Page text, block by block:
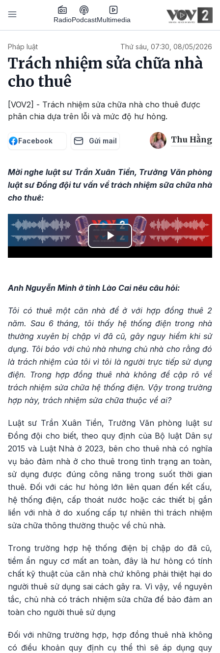
Nhảy đến nội dung
RadioPodcastMultimedia
Pháp luật Thứ sáu, 07:30, 08/05/2026
Trách nhiệm sửa chữa nhà
cho thuê
[VOV2] - Trách nhiệm sửa chữa nhà cho thuê được
phân chia dựa trên lỗi và mức độ hư hỏng.
Facebook Gửi mail Thu Hằng
Mời nghe luật sư Trần Xuân Tiền, Trưởng Văn phòng
luật sư Đồng đội tư vấn về trách nhiệm sữa chữa nhà
cho thuê:
Play
Anh Nguyễn Minh ở tỉnh Lào Cai nêu câu hỏi:
Tôi có thuê một căn nhà để ở với hợp đồng thuê 2
năm. Sau 6 tháng, tôi thấy hệ thống điện trong nhà
thường xuyên bị chập vì đã cũ, gây nguy hiểm khi sử
dụng. Tôi báo với chủ nhà nhưng chủ nhà cho rằng đó
là trách nhiệm của tôi vì tôi là người trực tiếp sử dụng
điện. Trong hợp đồng thuê nhà không đề cập rõ về
trách nhiệm sửa chữa hệ thống điện. Vậy trong trường
hợp này, trách nhiệm sửa chữa thuộc về ai?
Luật sư Trần Xuân Tiền, Trưởng Văn phòng luật sư
Đồng đội cho biết, theo quy định của Bộ luật Dân sự
2015 và Luật Nhà ở 2023, bên cho thuê nhà có nghĩa
vụ bảo đảm nhà ở cho thuê trong tình trạng an toàn,
sử dụng được đúng công năng trong suốt thời gian
thuê. Đối với các hư hỏng lớn liên quan đến kết cấu,
hệ thống điện, cấp thoát nước hoặc các thiết bị gắn
liền với nhà ở do xuống cấp tự nhiên thì trách nhiệm
sửa chữa thông thường thuộc về chủ nhà.
Trong trường hợp hệ thống điện bị chập do đã cũ,
tiềm ẩn nguy cơ mất an toàn, đây là hư hỏng có tính
chất kỹ thuật của căn nhà chứ không phải thiệt hại do
người thuê sử dụng sai cách gây ra. Vì vậy, về nguyên
tắc, chủ nhà có trách nhiệm sửa chữa để bảo đảm an
toàn cho người thuê sử dụng
Đối với những trường hợp, hợp đồng thuê nhà không
có điều khoản quy định cụ thể thì sẽ áp dụng quy